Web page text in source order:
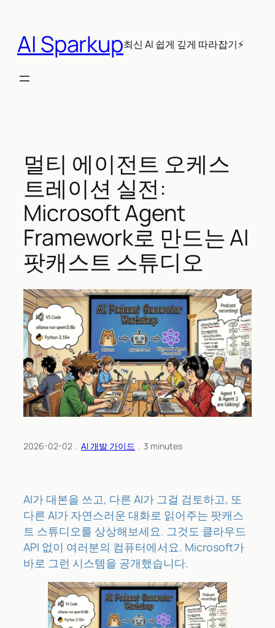
AI Sparkup최신 AI 쉽게 깊게 따라잡기⚡
멀티 에이전트 오케스
트레이션 실전:
Microsoft Agent
Framework로 만드는 AI
팟캐스트 스튜디오
2026-02-02 ﹒ AI 개발 가이드 ﹒ 3 minutes
AI가 대본을 쓰고, 다른 AI가 그걸 검토하고, 또
다른 AI가 자연스러운 대화로 읽어주는 팟캐스
트 스튜디오를 상상해보세요. 그것도 클라우드
API 없이 여러분의 컴퓨터에서요. Microsoft가
바로 그런 시스템을 공개했습니다.